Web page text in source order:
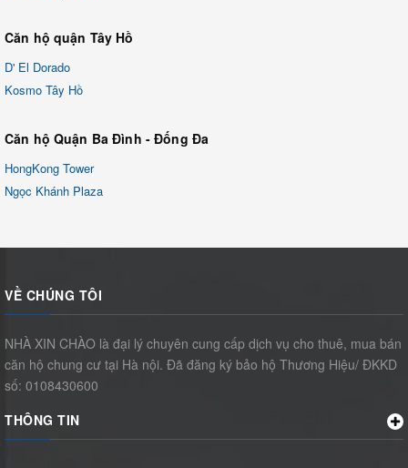
Căn hộ quận Tây Hồ
D' El Dorado
Kosmo Tây Hồ
Căn hộ Quận Ba Đình - Đống Đa
HongKong Tower
Ngọc Khánh Plaza
VỀ CHÚNG TÔI
NHÀ XIN CHÀO là đại lý chuyên cung cấp dịch vụ cho thuê, mua bán
căn hộ chung cư tại Hà nội. Đã đăng ký bảo hộ Thương Hiệu/ ĐKKD
số: 0108430600
THÔNG TIN